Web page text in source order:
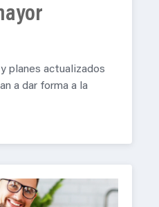
planes actualizados
a dar forma a la